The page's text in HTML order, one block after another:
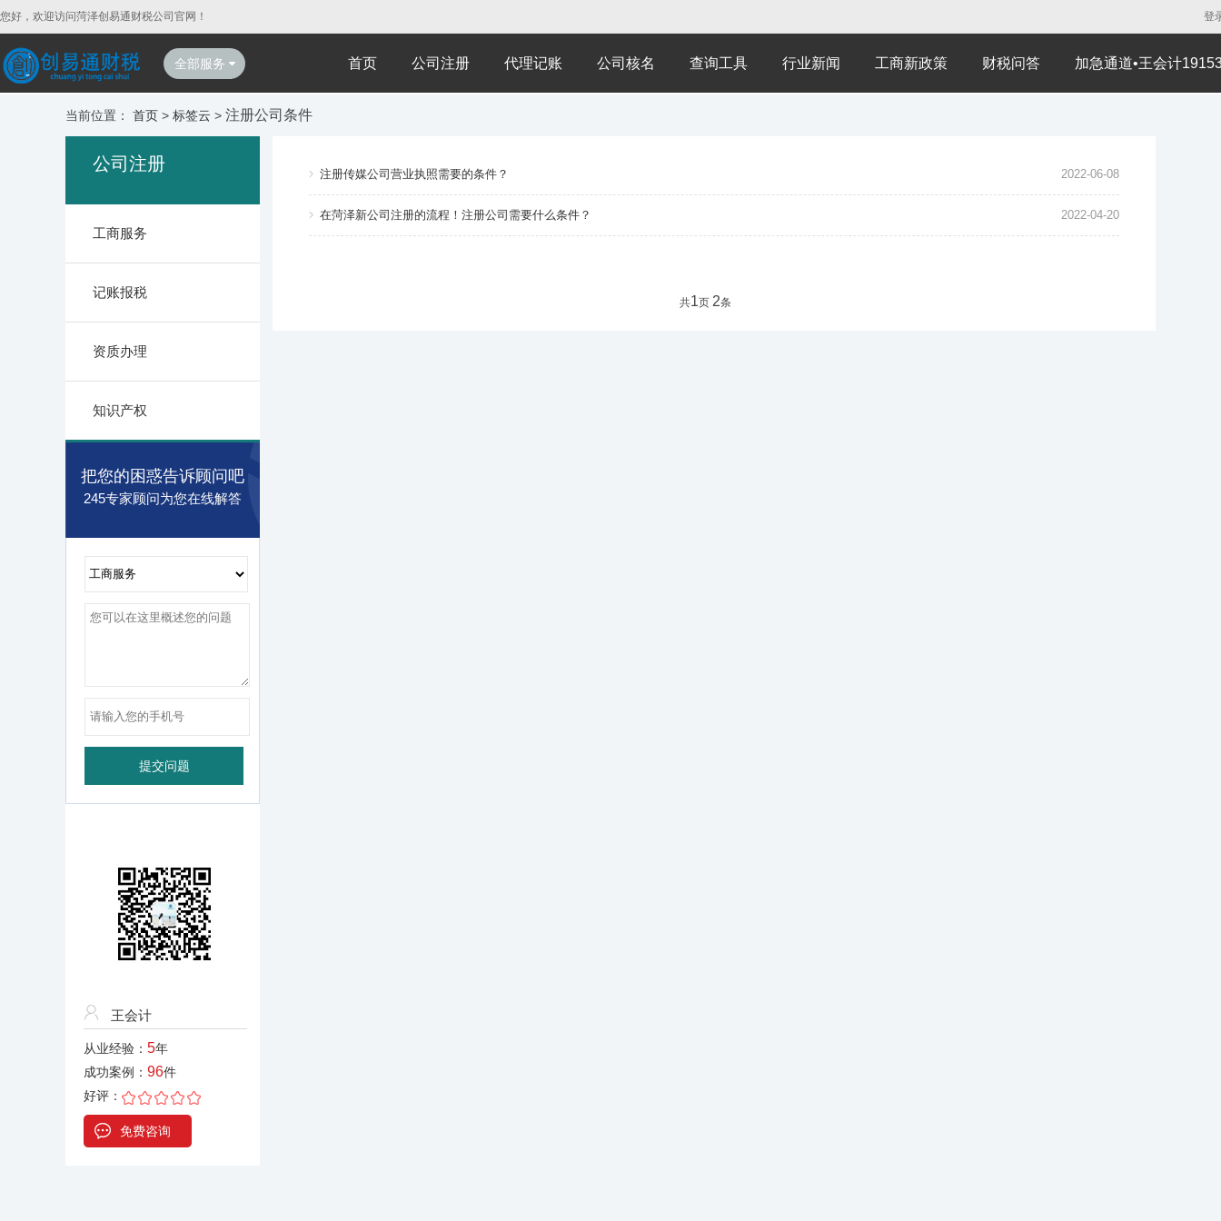
您好，欢迎访问菏泽创易通财税公司官网！ 登
全部服务 首页 公司注册 代理记账 公司核名 查询工具 行业新闻 工商新政策 财税问答 加急通道•王会计
当前位置： 首页 > 标签云 > 注册公司条件
公司注册
工商服务
记账报税
资质办理
知识产权
把您的困惑告诉顾问吧
245专家顾问为您在线解答
王会计
从业经验： 5年
成功案例： 96件
好评：
免费咨询
注册传媒公司营业执照需要的条件？ 2022-06-08
在菏泽新公司注册的流程！注册公司需要什么条件？ 2022-04-20
共1页 2条